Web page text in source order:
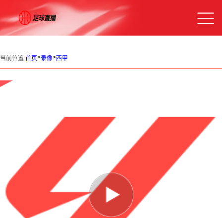
当前位置:首页>录像>西甲